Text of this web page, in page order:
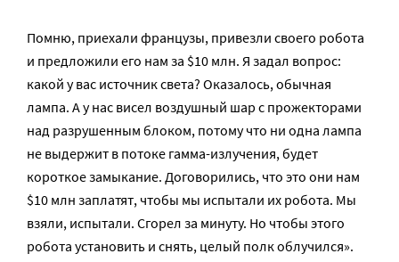
Помню, приехали французы, привезли своего робота
и предложили его нам за $10 млн. Я задал вопрос:
какой у вас источник света? Оказалось, обычная
лампа. А у нас висел воздушный шар с прожекторами
над разрушенным блоком, потому что ни одна лампа
не выдержит в потоке гамма-излучения, будет
короткое замыкание. Договорились, что это они нам
$10 млн заплатят, чтобы мы испытали их робота. Мы
взяли, испытали. Сгорел за минуту. Но чтобы этого
робота установить и снять, целый полк облучился».